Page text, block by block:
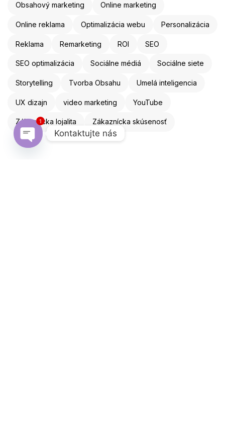
Obsahový marketing Online marketing
Online reklama Optimalizácia webu Personalizácia
Reklama Remarketing ROI SEO
SEO optimalizácia Sociálne médiá Sociálne siete
Storytelling Tvorba Obsahu Umelá inteligencia
UX dizajn video marketing YouTube
Zákaznícka lojalita Zákaznícka skúsenosť
Kontaktujte nás
1